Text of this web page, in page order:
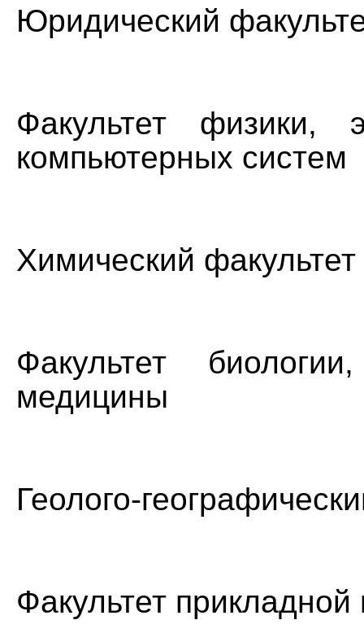
Юридический
Факультет физики,
компьютерных систем
Химический факультет
Факультет
медицины
Геолого-
Факультет